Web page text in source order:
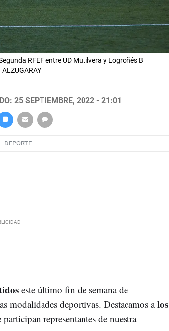
RFEF entre UD Mutilvera y Logroñés B
25 SEPTIEMBRE, 2022 - 21:01
DEPORTE
este último fin de semana de
modalidades deportivas. Destacamos alos
participan representantes de nuestra